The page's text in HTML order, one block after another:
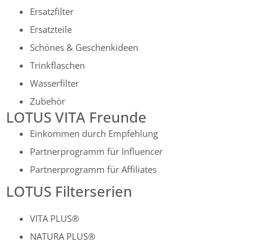
Ersatzfilter
Ersatzteile
Schönes & Geschenkideen
Trinkflaschen
Wasserfilter
Zubehör
LOTUS VITA Freunde
Einkommen durch Empfehlung
Partnerprogramm für Influencer
Partnerprogramm für Affiliates
LOTUS Filterserien
VITA PLUS®
NATURA PLUS®